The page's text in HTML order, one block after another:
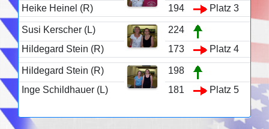
Heike Heinel (R)
194 Platz 3
Susi Kerscher (L)
224
Hildegard Stein (R)
173 Platz 4
Hildegard Stein (R)
198
Inge Schildhauer (L)
181 Platz 5